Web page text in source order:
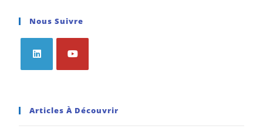
Nous Suivre
Articles À Découvrir